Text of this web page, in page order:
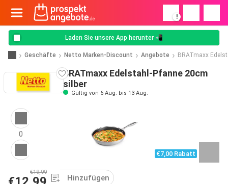
!
Laden Sie unsere App herunter 📲
Geschäfte Netto Marken-Discount Angebote BRATmaxx
BRATmaxx Edelstahl-Pfanne 20cm
silber
Gültig von 6 Aug. bis 13 Aug.
0
€7,00 Rabatt
€19,99
Hinzufügen